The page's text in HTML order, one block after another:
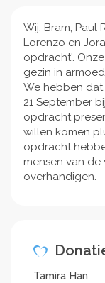
Wij: Bram, Paul
Lorenzo en
opdracht'.
gezin in
We hebben
21 September
opdracht
willen komen
opdracht
mensen van
overhandigen.
Tamira Han